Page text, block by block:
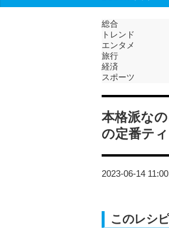
総合
トレンド
エンタメ
旅行
経済
スポーツ
本格派な
の定番テ
2023-06-14
このレシ